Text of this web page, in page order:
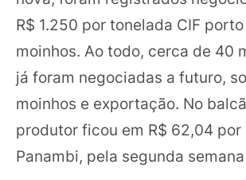
R$ 1.250 por tonelada CIF porto
moinhos. Ao todo, cerca de 40
já foram negociadas a futuro,
moinhos e exportação. No
produtor ficou em R$ 62,04 por
Panambi, pela segunda